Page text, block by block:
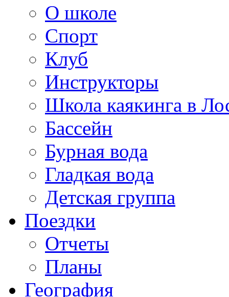
О школе
Спорт
Клуб
Инструкторы
Школа каякинга в
Бассейн
Бурная вода
Гладкая вода
Детская группа
Поездки
Отчеты
Планы
География